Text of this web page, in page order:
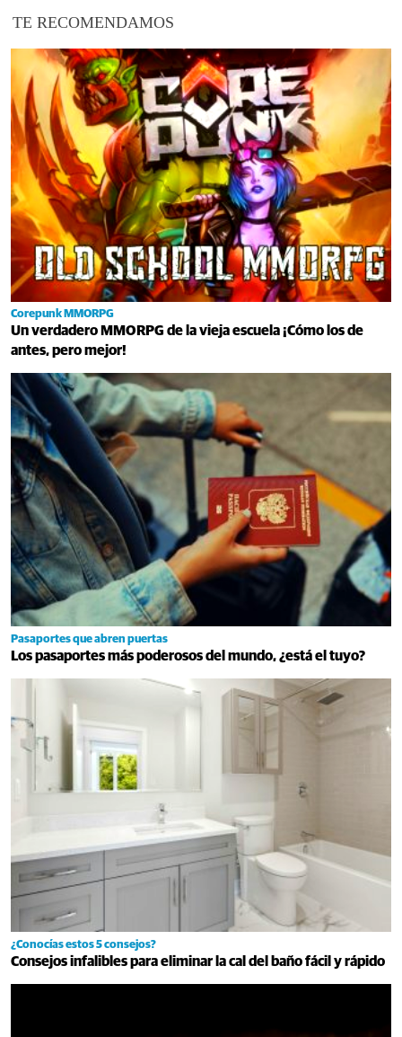
TE RECOMENDAMOS
Corepunk MMORPG
Un verdadero MMORPG de la vieja escuela ¡Cómo los de
antes, pero mejor!
Pasaportes que abren puertas
Los pasaportes más poderosos del mundo, ¿está el tuyo?
¿Conocías estos 5 consejos?
Consejos infalibles para eliminar la cal del baño fácil y rápido